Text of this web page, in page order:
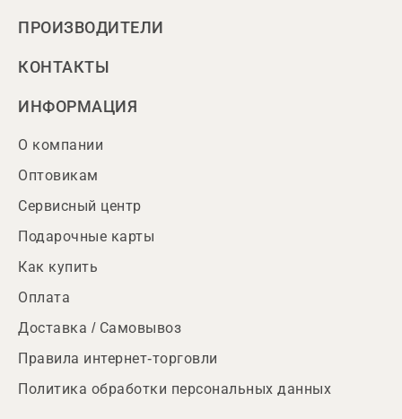
ПРОИЗВОДИТЕЛИ
КОНТАКТЫ
ИНФОРМАЦИЯ
О компании
Оптовикам
Сервисный центр
Подарочные карты
Как купить
Оплата
Доставка / Самовывоз
Правила интернет-торговли
Политика обработки персональных данных